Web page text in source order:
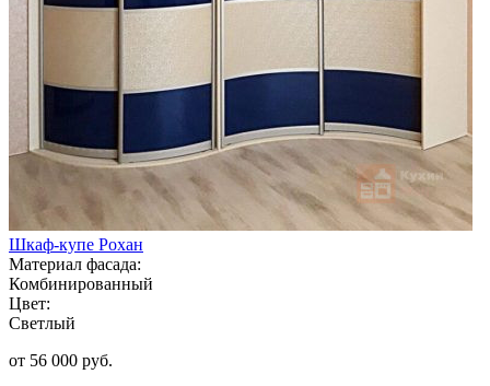
Шкаф-купе Рохан
Материал фасада:
Комбинированный
Цвет:
Светлый
от 56 000 руб.